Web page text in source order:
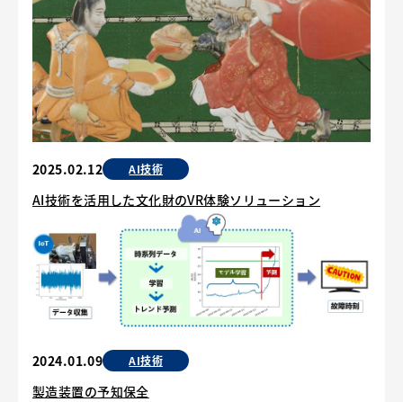
2025.02.12 AI技術
AI技術を活用した文化財のVR体験ソリューション
2024.01.09 AI技術
製造装置の予知保全